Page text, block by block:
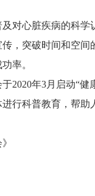
对心脏疾病的科
，突破时间和空
率。
2020年3月启动“
行科普教育，帮